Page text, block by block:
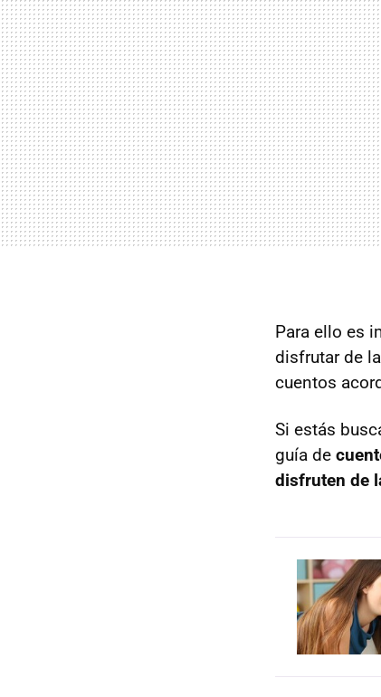
Para ello es
disfrutar de
cuentos
Si estás
guía de
disfruten de